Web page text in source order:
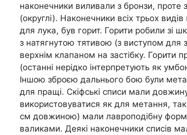
наконечники виливали з бронзи, проте
(округлі). Наконечники всіх трьох
для лука, був горит. Горити робили зі
з натягнутою тятивою (з виступом для
верхнім клапаном на застібку.
(останні нерідко інтерпретують як
Іншою зброєю дальнього бою були
для пращі. Скіфські списи мали
використовуватися як для метання,
см довжиною) мали лавроподібну
валиками. Деякі наконечники списів